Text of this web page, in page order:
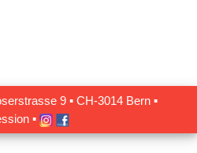
9 ▪ CH‑3014 Bern ▪
▪